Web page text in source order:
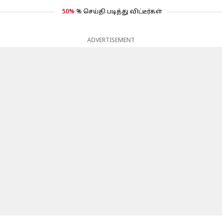
50% % செய்தி படித்து விட்டீர்கள்
ADVERTISEMENT